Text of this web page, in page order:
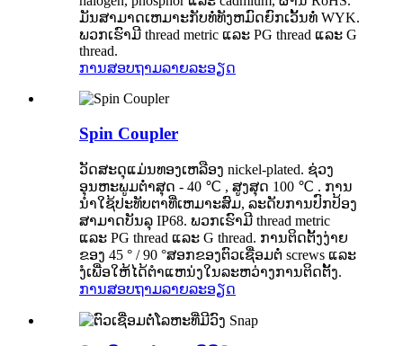
ມັນສາມາດເຫມາະກັບທໍ່ທັງຫມົດຍົກເວັ້ນທໍ່ WYK.
ພວກເຮົາມີ thread metric ແລະ PG thread ແລະ G
thread.
ການສອບຖາມລາຍລະອຽດ
Spin Coupler
ວັດສະດຸແມ່ນທອງເຫລືອງ nickel-plated. ຊ່ວງ
ອຸນຫະພູມຕໍ່າສຸດ - 40 ℃ , ສູງສຸດ 100 ℃ . ການ
ນໍາໃຊ້ປະທັບຕາທີ່ເຫມາະສົມ, ລະດັບການປົກປ້ອງ
ສາມາດບັນລຸ IP68. ພວກເຮົາມີ thread metric
ແລະ PG thread ແລະ G thread. ການຕິດຕັ້ງງ່າຍ
ຂອງ 45 ° / 90 °ສອກຂອງຕົວເຊື່ອມຕໍ່ screws ແລະ
ງໍເພື່ອໃຫ້ໄດ້ຕໍາແຫນ່ງໃນລະຫວ່າງການຕິດຕັ້ງ.
ການສອບຖາມລາຍລະອຽດ